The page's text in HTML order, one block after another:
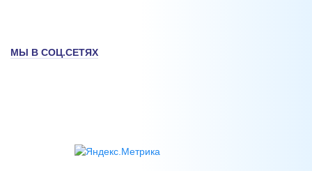
МЫ В СОЦ.СЕТЯХ